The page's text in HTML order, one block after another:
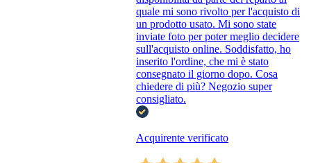
quale mi sono rivolto per l'acquisto di
un prodotto usato. Mi sono state
inviate foto per poter meglio decidere
sull'acquisto online. Soddisfatto, ho
inserito l'ordine, che mi è stato
consegnato il giorno dopo. Cosa
chiedere di più? Negozio super
consigliato.
Acquirente verificato